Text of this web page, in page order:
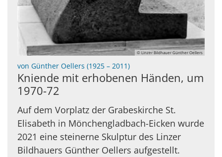
© Linzer Bildhauer Günther Oellers
von Günther Oellers (1925 – 2011):
Kniende mit erhobenen Händen, um
1970-72
Auf dem Vorplatz der Grabeskirche St.
Elisabeth in Mönchengladbach-Eicken wurde
2021 eine steinerne Skulptur des Linzer
Bildhauers Günther Oellers aufgestellt.